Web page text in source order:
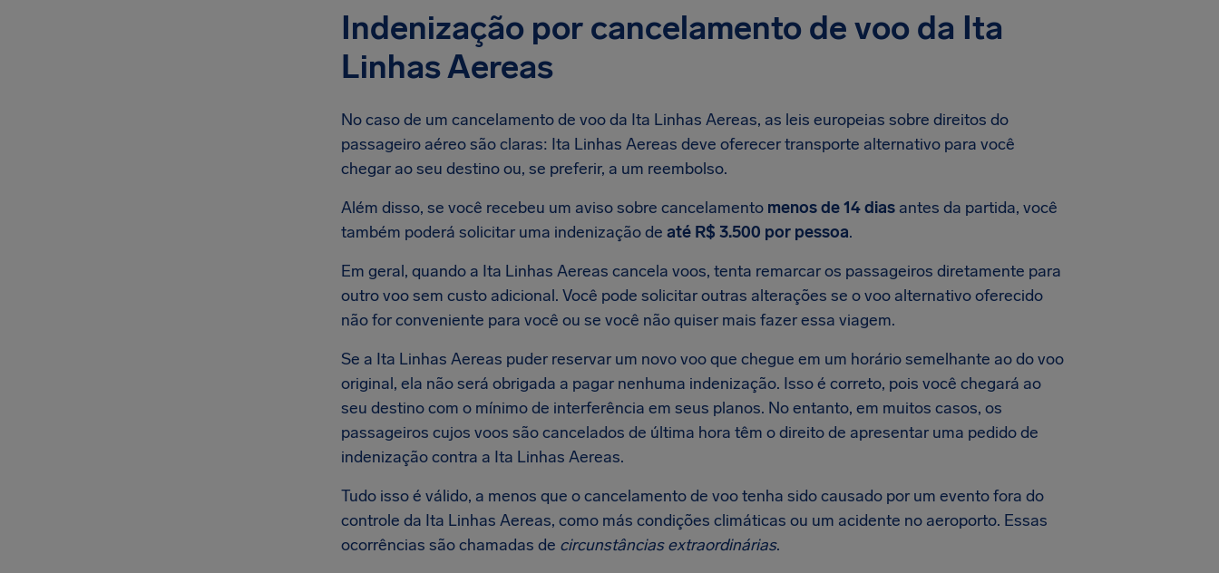
Indenização por cancelamento de voo da Ita
Linhas Aereas
No caso de um cancelamento de voo da Ita Linhas Aereas, as leis europeias sobre direitos do
passageiro aéreo são claras: Ita Linhas Aereas deve oferecer transporte alternativo para você
chegar ao seu destino ou, se preferir, a um reembolso.
Além disso, se você recebeu um aviso sobre cancelamento menos de 14 dias antes da partida, você
também poderá solicitar uma indenização de até R$ 3.500 por pessoa.
Em geral, quando a Ita Linhas Aereas cancela voos, tenta remarcar os passageiros diretamente para
outro voo sem custo adicional. Você pode solicitar outras alterações se o voo alternativo oferecido
não for conveniente para você ou se você não quiser mais fazer essa viagem.
Se a Ita Linhas Aereas puder reservar um novo voo que chegue em um horário semelhante ao do voo
original, ela não será obrigada a pagar nenhuma indenização. Isso é correto, pois você chegará ao
seu destino com o mínimo de interferência em seus planos. No entanto, em muitos casos, os
passageiros cujos voos são cancelados de última hora têm o direito de apresentar uma pedido de
indenização contra a Ita Linhas Aereas.
Tudo isso é válido, a menos que o cancelamento de voo tenha sido causado por um evento fora do
controle da Ita Linhas Aereas, como más condições climáticas ou um acidente no aeroporto. Essas
ocorrências são chamadas de circunstâncias extraordinárias.